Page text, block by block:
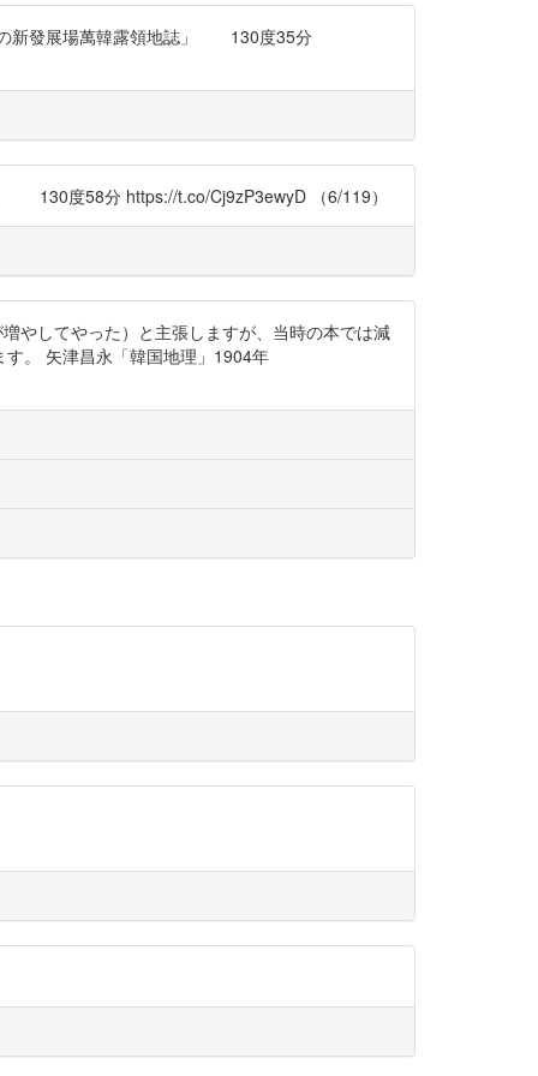
新發展場萬韓露領地誌」 130度35分
度58分 https://t.co/Cj9zP3ewyD （6/119）
やしてやった）と主張しますが、当時の本では減
。 矢津昌永「韓国地理」1904年